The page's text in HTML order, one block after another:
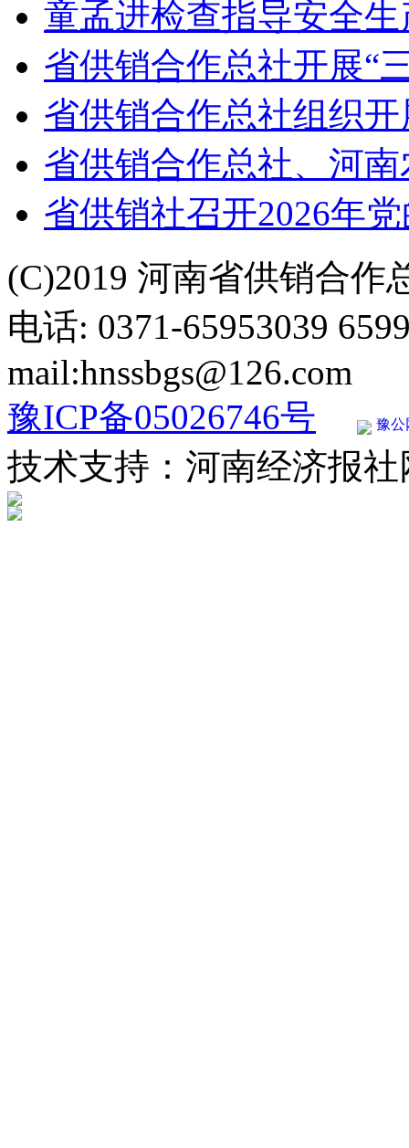
童孟进检查指导安全
省供销合作总社开展“
省供销合作总社组织
省供销合作总社、河
省供销社召开2026年
(C)2019 河南省供销合作
电话: 0371-65953039
mail:hnssbgs@126.com
豫ICP备05026746号
豫公
技术支持：河南经济报社